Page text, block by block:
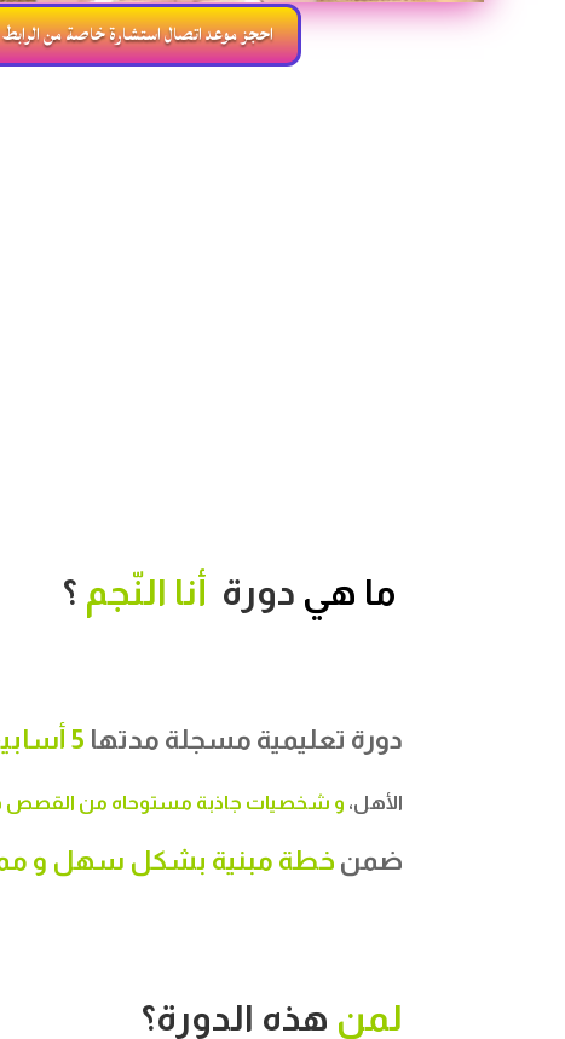
احجز موعد اتصال استشارة خاصة من الرابط
ما هي دورة أنا النّجم ؟
دورة تعليمية مسجلة مدتها 5 أسابيع
الأهل، و شخصيات جاذبة مستوحاه من القصص
ضمن خطة مبنية بشكل سهل و
لمن هذه الدورة؟